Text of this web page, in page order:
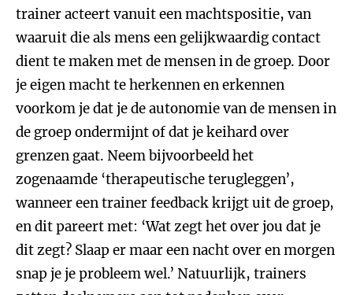
trainer acteert vanuit een machtspositie, van
waaruit die als mens een gelijkwaardig contact
dient te maken met de mensen in de groep. Door
je eigen macht te herkennen en erkennen
voorkom je dat je de autonomie van de mensen in
de groep ondermijnt of dat je keihard over
grenzen gaat. Neem bijvoorbeeld het
zogenaamde ‘therapeutische terugleggen’,
wanneer een trainer feedback krijgt uit de groep,
en dit pareert met: ‘Wat zegt het over jou dat je
dit zegt? Slaap er maar een nacht over en morgen
snap je je probleem wel.’ Natuurlijk, trainers